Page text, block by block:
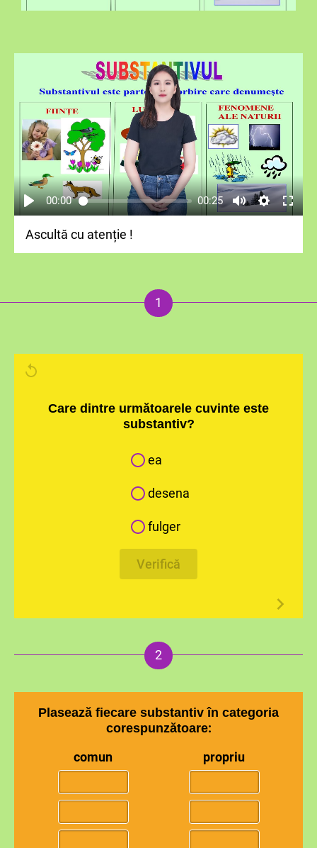
00:00 00:25
Ascultă cu atenție !
Care dintre următoarele cuvinte este
substantiv?
ea
desena
fulger
Verifică
Plasează fiecare substantiv în categoria
corespunzătoare:
comun
propriu